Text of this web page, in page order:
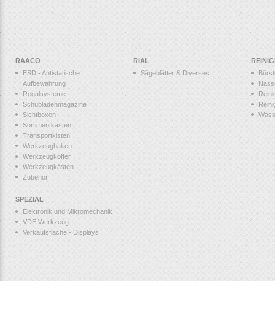
RAACO
ESD - Antistatische
Aufbewahrung
Regalsysteme
Schubladenmagazine
Sichtboxen
Sortimentkästen
Transportkisten
Werkzeughaken
Werkzeugkoffer
Werkzeugkästen
Zubehör
RIAL
Sägeblätter & Diverses
SPEZIAL
Elektronik und Mikromechanik
VDE Werkzeug
Verkaufsfläche - Displays